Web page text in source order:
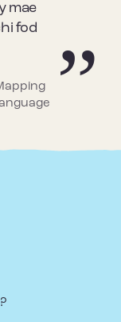
mae
fod